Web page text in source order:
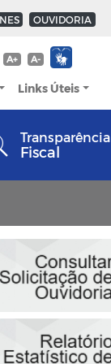
OUVIDORIA
A+ A-
Links Úteis
Transparência
Fiscal